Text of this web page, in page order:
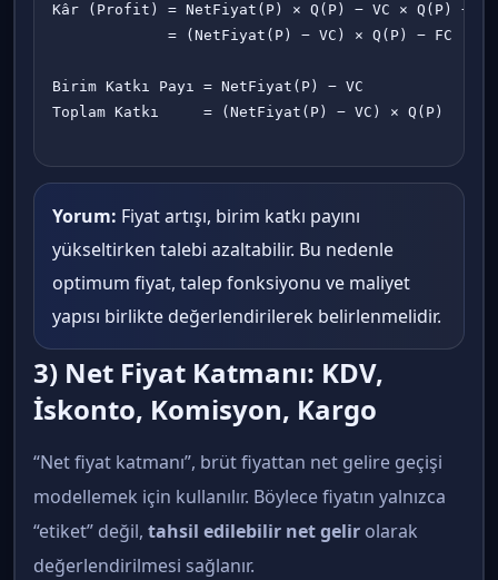
Kâr (Profit) = NetFiyat(P) × Q(P) − VC × Q(P) − FC
             = (NetFiyat(P) − VC) × Q(P) − FC
Birim Katkı Payı = NetFiyat(P) − VC
Toplam Katkı     = (NetFiyat(P) − VC) × Q(P)
Yorum: Fiyat artışı, birim katkı payını
yükseltirken talebi azaltabilir. Bu nedenle
optimum fiyat, talep fonksiyonu ve maliyet
yapısı birlikte değerlendirilerek belirlenmelidir.
3) Net Fiyat Katmanı: KDV,
İskonto, Komisyon, Kargo
“Net fiyat katmanı”, brüt fiyattan net gelire geçişi
modellemek için kullanılır. Böylece fiyatın yalnızca
“etiket” değil, tahsil edilebilir net gelir olarak
değerlendirilmesi sağlanır.